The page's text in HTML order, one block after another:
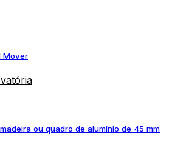
Mover
ou quadro de alumínio de 45 mm